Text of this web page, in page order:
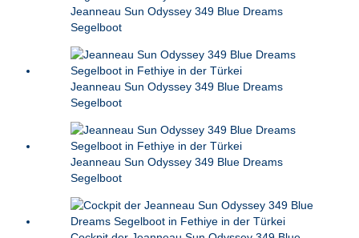
Jeanneau Sun Odyssey 349 Blue Dreams
Segelboot
Jeanneau Sun Odyssey 349 Blue Dreams
Segelboot
Jeanneau Sun Odyssey 349 Blue Dreams
Segelboot